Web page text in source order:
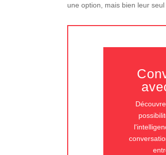
une option, mais bien leur seul